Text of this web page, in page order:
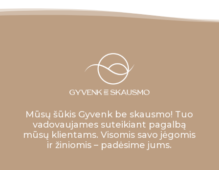
Mūsų šūkis Gyvenk be skausmo! Tuo
vadovaujames suteikiant pagalbą
mūsų klientams. Visomis savo jėgomis
ir žiniomis – padėsime jums.